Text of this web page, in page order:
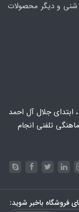
شنی و دیگر محصولات
، ابتدای جلال آل احمد
تلفنی انجام
فروشگاه باخبر شوید: